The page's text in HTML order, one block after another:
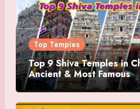
Top Temples
Top 9 Shiva Temples in
Ancient & Most Famous